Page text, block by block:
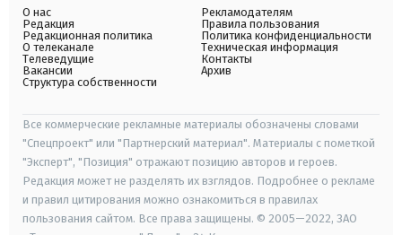
О нас
Редакция
Редакционная политика
О телеканале
Телеведущие
Вакансии
Структура собственности
Рекламодателям
Правила пользования
Политика конфиденциальности
Техническая информация
Контакты
Архив
Все коммерческие рекламные материалы обозначены словами
"Спецпроект" или "Партнерский материал". Материалы с пометкой
"Эксперт", "Позиция" отражают позицию авторов и героев.
Редакция может не разделять их взглядов. Подробнее о рекламе
и правил цитирования можно ознакомиться в правилах
пользования сайтом. Все права защищены. © 2005—2022, ЗАО